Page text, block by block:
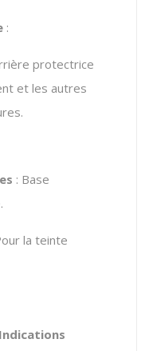
:
protectrice
et les autres
: Base
la teinte